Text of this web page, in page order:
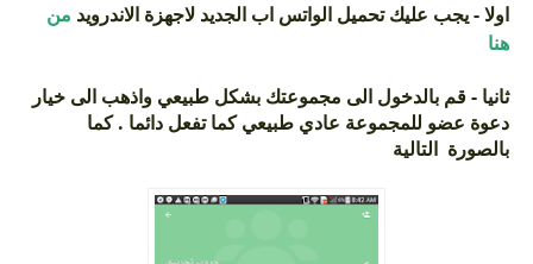
اولا - يجب عليك تحميل الواتس اب الجديد لاجهزة الاندرويد من
هنا
ثانيا - قم بالدخول الى مجموعتك بشكل طبيعي واذهب الى خيار
دعوة عضو للمجموعة عادي طبيعي كما تفعل دائما . كما
بالصورة التالية